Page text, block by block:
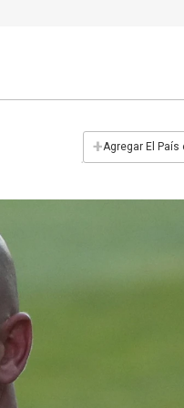
+Agregar El País